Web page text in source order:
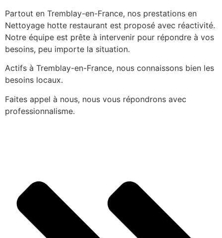
Partout en Tremblay-en-France, nos prestations en
Nettoyage hotte restaurant est proposé avec réactivité.
Notre équipe est prête à intervenir pour répondre à vos
besoins, peu importe la situation.
Actifs à Tremblay-en-France, nous connaissons bien les
besoins locaux.
Faites appel à nous, nous vous répondrons avec
professionnalisme.